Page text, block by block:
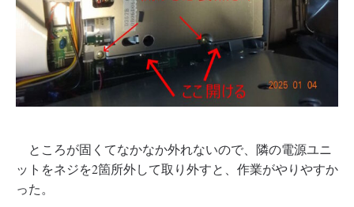
ところが固くてなかなか外れないので、隣の電源ユニ
ットをネジを2箇所外して取り外すと、作業がやりやすか
った。